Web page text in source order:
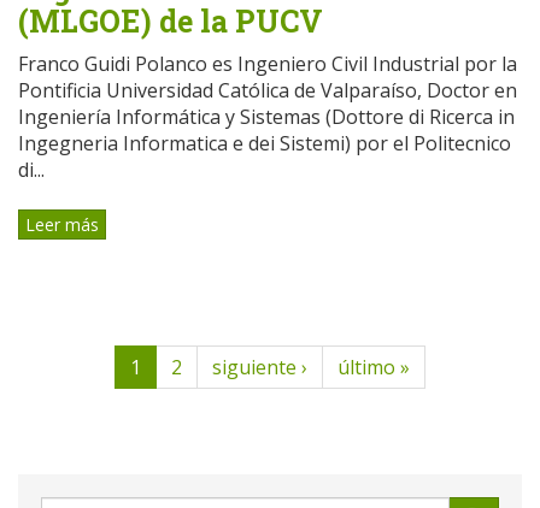
(MLGOE) de la PUCV
Franco Guidi Polanco es Ingeniero Civil Industrial por la
Pontificia Universidad Católica de Valparaíso, Doctor en
Ingeniería Informática y Sistemas (Dottore di Ricerca in
Ingegneria Informatica e dei Sistemi) por el Politecnico
di...
Leer más
1 2 siguiente › último »